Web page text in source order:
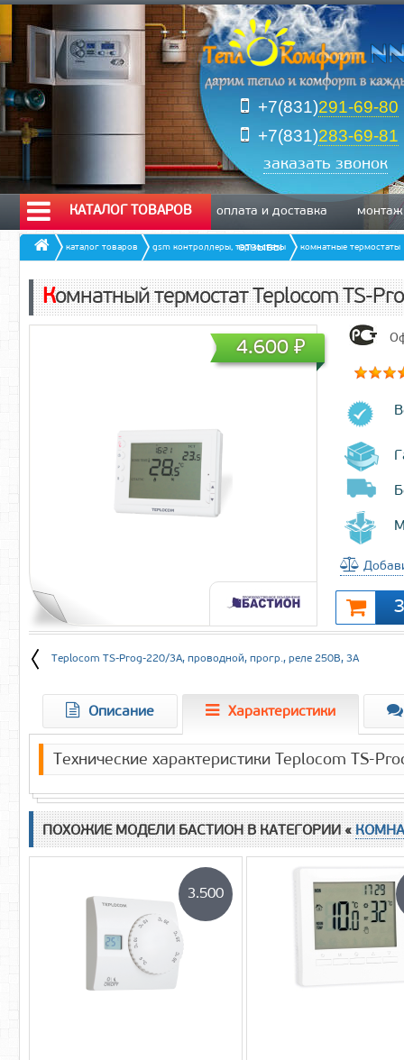
+7(831)291-69-80
+7(831)283-69-81
заказать звонок
КАТАЛОГ ТОВАРОВ оплата и доставка монтаж
отзывы
каталог товаров gsm контроллеры, термостаты комнатные термостаты
Комнатный термостат Teplocom TS-
4.600₽
Teplocom TS-Prog-220/3A, проводной, прогр., реле 250В, 3А
Описание Характеристики
Технические характеристики Teplocom TS-
ПОХОЖИЕ МОДЕЛИ БАСТИОН В КАТЕГОРИИ «
3.500